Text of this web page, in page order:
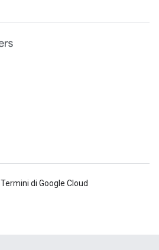
Termini di Google Cloud